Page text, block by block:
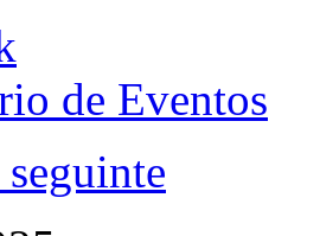
de Eventos